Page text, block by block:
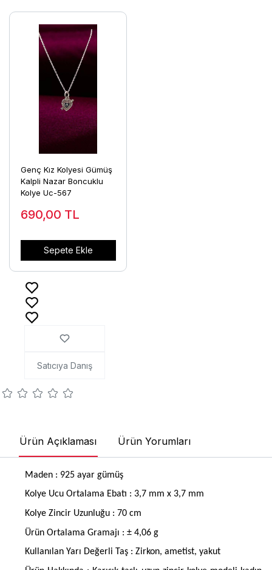
Genç Kız Kolyesi Gümüş
Kalpli Nazar Boncuklu
Kolye Uc-567
690,00 TL
Sepete Ekle
Satıcıya Danış
Ürün Açıklaması Ürün Yorumları
Maden : 925 ayar gümüş
Kolye Ucu Ortalama Ebatı : 3,7 mm x 3,7 mm
Kolye Zincir Uzunluğu : 70 cm
Ürün Ortalama Gramajı : ± 4,06 g
Kullanılan Yarı Değerli Taş : Zirkon, ametist, yakut